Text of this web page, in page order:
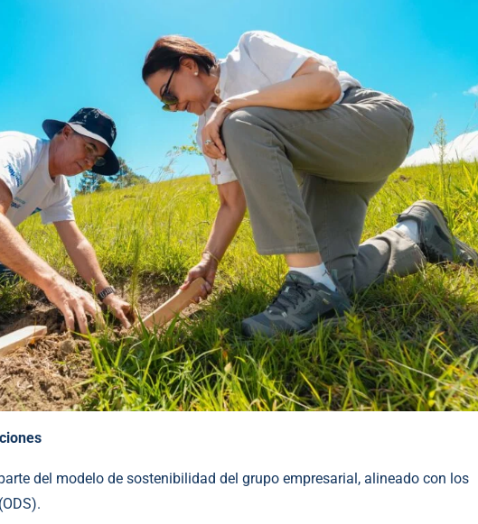
del modelo de sostenibilidad del grupo empresarial, alineado con los